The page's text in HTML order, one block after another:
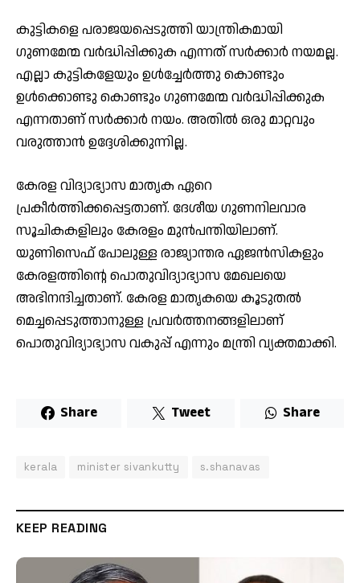
കുട്ടികളെ പരാജയപ്പെടുത്തി യാന്ത്രികമായി
ഗുണമേന്മ വർദ്ധിപ്പിക്കുക എന്നത് സർക്കാർ നയമല്ല.
എല്ലാ കുട്ടികളേയും ഉൾച്ചേർത്തു കൊണ്ടും
ഉൾക്കൊണ്ടു കൊണ്ടും ഗുണമേന്മ വർദ്ധിപ്പിക്കുക
എന്നതാണ് സർക്കാർ നയം. അതിൽ ഒരു മാറ്റവും
വരുത്താൻ ഉദ്ദേശിക്കുന്നില്ല.
കേരള വിദ്യാഭ്യാസ മാതൃക ഏറെ
പ്രകീർത്തിക്കപ്പെട്ടതാണ്. ദേശീയ ഗുണനിലവാര
സൂചികകളിലും കേരളം മുൻപന്തിയിലാണ്.
യുണിസെഫ് പോലുള്ള രാജ്യാന്തര ഏജൻസികളും
കേരളത്തിന്റെ പൊതുവിദ്യാഭ്യാസ മേഖലയെ
അഭിനന്ദിച്ചതാണ്. കേരള മാതൃകയെ കൂടുതൽ
മെച്ചപ്പെടുത്താനുള്ള പ്രവർത്തനങ്ങളിലാണ്
പൊതുവിദ്യാഭ്യാസ വകുപ്പ് എന്നും മന്ത്രി വ്യക്തമാക്കി.
Share Tweet Share
kerala minister sivankutty s.shanavas
KEEP READING